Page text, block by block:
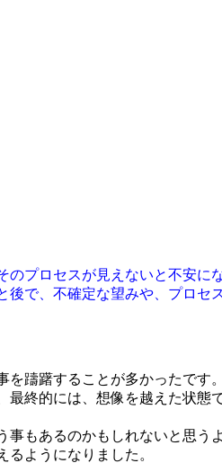
プロセスが見えないと不安
で、不確定な望みや、プロセ
躊躇することが多かったで
終的には、想像を越えた状態
もあるのかもしれないと思う
ようになりました。